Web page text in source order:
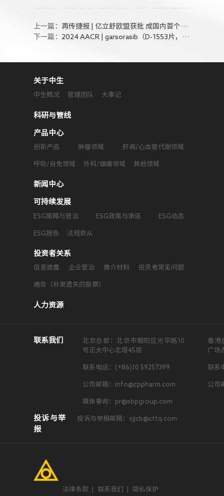
上一篇： 再传捷报 | 亿立舒欧盟获批 成国内首个在中美欧三地获批上市创新生物药
下一篇： 2024 AACR | garsorasib（D-1553片，KRAS G12C抑制剂）最新研究成果即将公布
关于中生
中生概况 管理团队 大事记
科研与管线
产品中心
创新产品 肿瘤领域 肝病/心血管代谢领域
呼吸/自免领域 外科/镇痛领域 其他领域
新闻中心
可持续发展
ESG策略与管治 ESG政策与承诺 ESG动态
ESG报告 法规依从
投资者关系
信息披露 企业管治 推介材料 投资者常见问题
通告（补发遗失的股票）
人力资源
联系我们
北京总部：北京市朝阳区光华路10
号正大中心北塔45层
联系电话：(+86)10 59257399
公司邮箱：info@cppharm.com
媒体垂询：pr@sbpgroup.com
香港
广场
联系
公司
投诉与举
报
投诉与举报邮箱：sjjcb@cttq.com
法律条款 联系我们 隐私保护